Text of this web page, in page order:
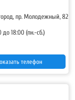
пр. Молодежный, 82
до 18:00 (пн.-сб.)
,
телефон